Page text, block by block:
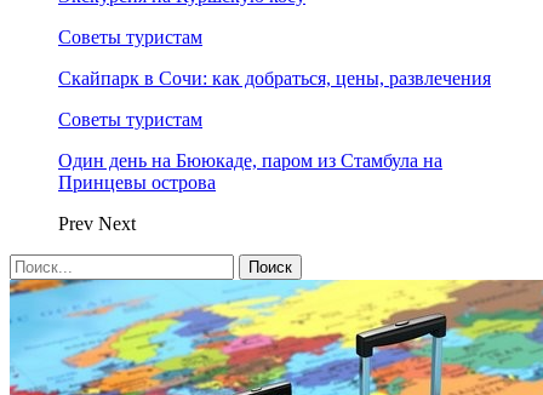
Советы туристам
Скайпарк в Сочи: как добраться, цены, развлечения
Советы туристам
Один день на Бююкаде, паром из Стамбула на
Принцевы острова
Prev Next